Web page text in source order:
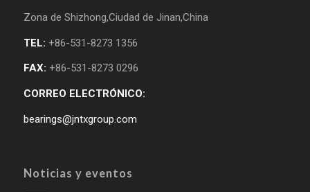
Zona de Shizhong,Ciudad de Jinan,China
TEL: +86-531-8273 1356
FAX: +86-531-8273 0296
CORREO ELECTRÓNICO:
bearings@jntxgroup.com
Noticias y eventos